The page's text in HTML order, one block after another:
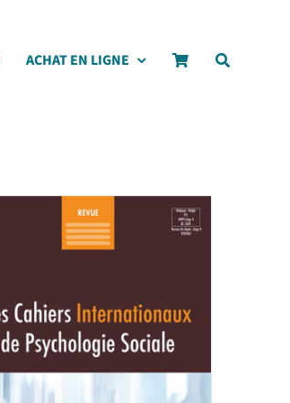
ACHAT EN LIGNE